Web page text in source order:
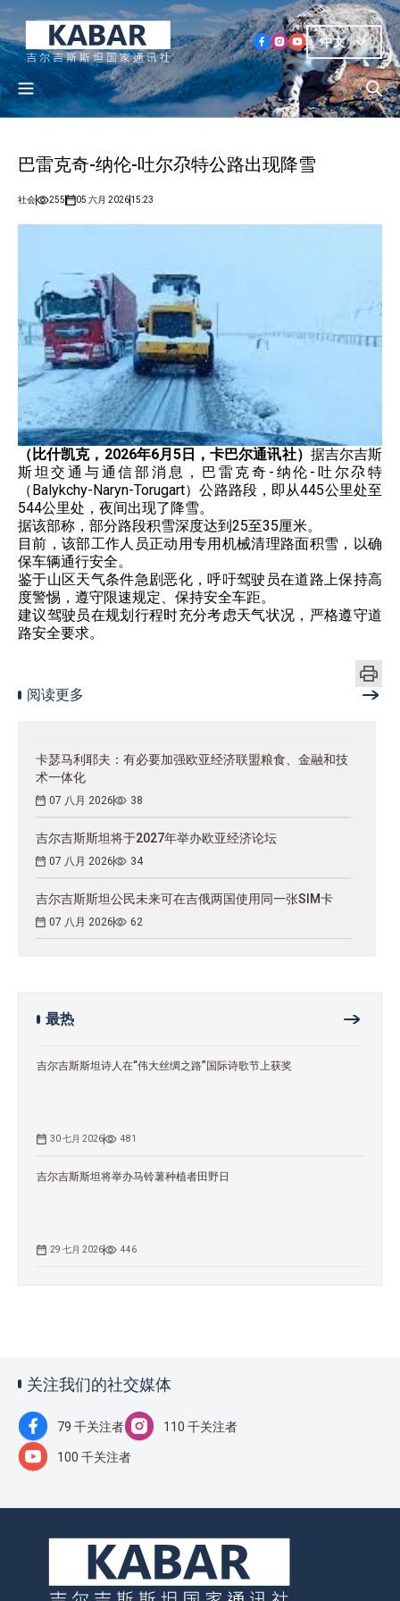
中文
巴雷克奇-纳伦-吐尔尕特公路出现降雪
社会 255 05 六月 202615:23
（比什凯克，2026年6月5日，卡巴尔通讯社） 据吉尔吉斯
斯坦交通与通信部消息，巴雷克奇-纳伦-吐尔尕特
（Balykchy-Naryn-Torugart）公路路段，即从445公里处至
544公里处，夜间出现了降雪。
据该部称，部分路段积雪深度达到25至35厘米。
目前，该部工作人员正动用专用机械清理路面积雪，以确
保车辆通行安全。
鉴于山区天气条件急剧恶化，呼吁驾驶员在道路上保持高
度警惕，遵守限速规定、保持安全车距。
建议驾驶员在规划行程时充分考虑天气状况，严格遵守道
路安全要求。
阅读更多
卡瑟马利耶夫：有必要加强欧亚经济联盟粮食、金融和技
术一体化
07 八月 2026 38
吉尔吉斯斯坦将于2027年举办欧亚经济论坛
07 八月 2026 34
吉尔吉斯斯坦公民未来可在吉俄两国使用同一张SIM卡
07 八月 2026 62
最热
吉尔吉斯斯坦诗人在“伟大丝绸之路”国际诗歌节上获奖
30 七月 2026 481
吉尔吉斯斯坦将举办马铃薯种植者田野日
29 七月 2026 446
关注我们的社交媒体
79 千关注者 110 千关注者
100 千关注者